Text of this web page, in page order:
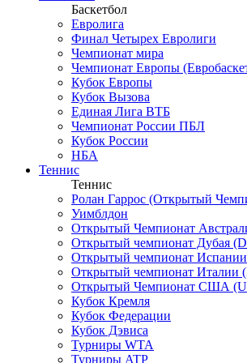
Баскетбол
Евролига
Финал Четырех Евролиги
Чемпионат мира
Чемпионат Европы
Кубок Европы
Кубок Вызова
Единая Лига ВТБ
Чемпионат России ПБЛ
Кубок России
НБА
Теннис
Теннис
Ролан Гаррос (Открытый
Уимблдон
Открытый Чемпионат
Открытый чемпионат Дубая
Открытый чемпионат
Открытый чемпионат Италии
Открытый Чемпионат США
Кубок Кремля
Кубок Федерации
Кубок Дэвиса
Турниры WTA
Турниры ATP